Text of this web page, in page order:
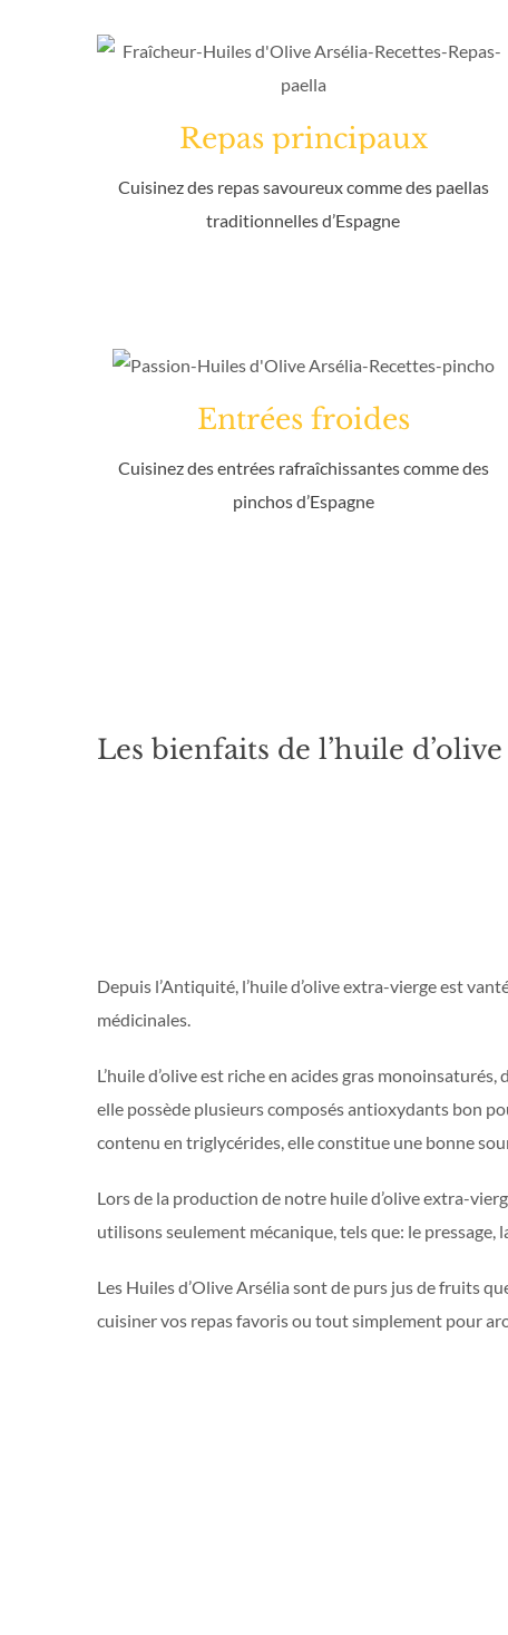
Repas principaux
Cuisinez des repas savoureux comme des paellas
traditionnelles d’Espagne
Entrées froides
Cuisinez des entrées rafraîchissantes comme des
pinchos d’Espagne
Les bienfaits de l’huile d’olive
Depuis l’Antiquité, l’huile d’olive extra-vierge est
médicinales.
L’huile d’olive est riche en acides gras
elle possède plusieurs composés antioxydants bon
contenu en triglycérides, elle constitue une bonne
Lors de la production de notre huile d’olive extra-
utilisons seulement mécanique, tels que: le
Les Huiles d’Olive Arsélia sont de purs jus de fruits
cuisiner vos repas favoris ou tout simplement pour